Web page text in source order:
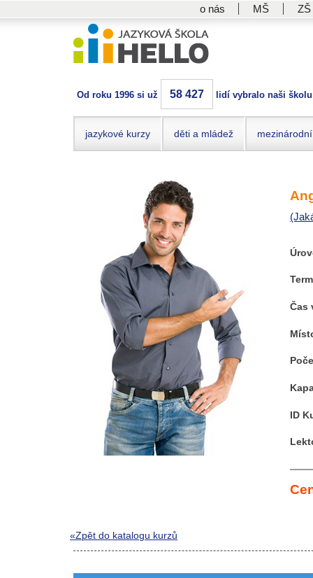
o nás MŠ ZŠ
Od roku 1996 si už 58 427 lidí vybralo naši
jazykové kurzy děti a mládež
Čas
ID
«Zpět do katalogu kurzů